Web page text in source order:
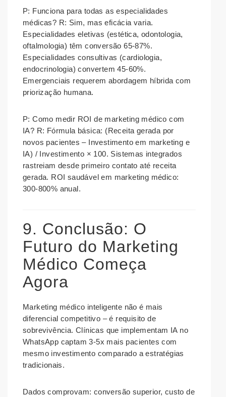
P: Funciona para todas as especialidades
médicas? R: Sim, mas eficácia varia.
Especialidades eletivas (estética, odontologia,
oftalmologia) têm conversão 65-87%.
Especialidades consultivas (cardiologia,
endocrinologia) convertem 45-60%.
Emergenciais requerem abordagem híbrida com
priorização humana.
P: Como medir ROI de marketing médico com
IA? R: Fórmula básica: (Receita gerada por
novos pacientes – Investimento em marketing e
IA) / Investimento × 100. Sistemas integrados
rastreiam desde primeiro contato até receita
gerada. ROI saudável em marketing médico:
300-800% anual.
9. Conclusão: O
Futuro do Marketing
Médico Começa
Agora
Marketing médico inteligente não é mais
diferencial competitivo – é requisito de
sobrevivência. Clínicas que implementam IA no
WhatsApp captam 3-5x mais pacientes com
mesmo investimento comparado a estratégias
tradicionais.
Dados comprovam: conversão superior, custo de